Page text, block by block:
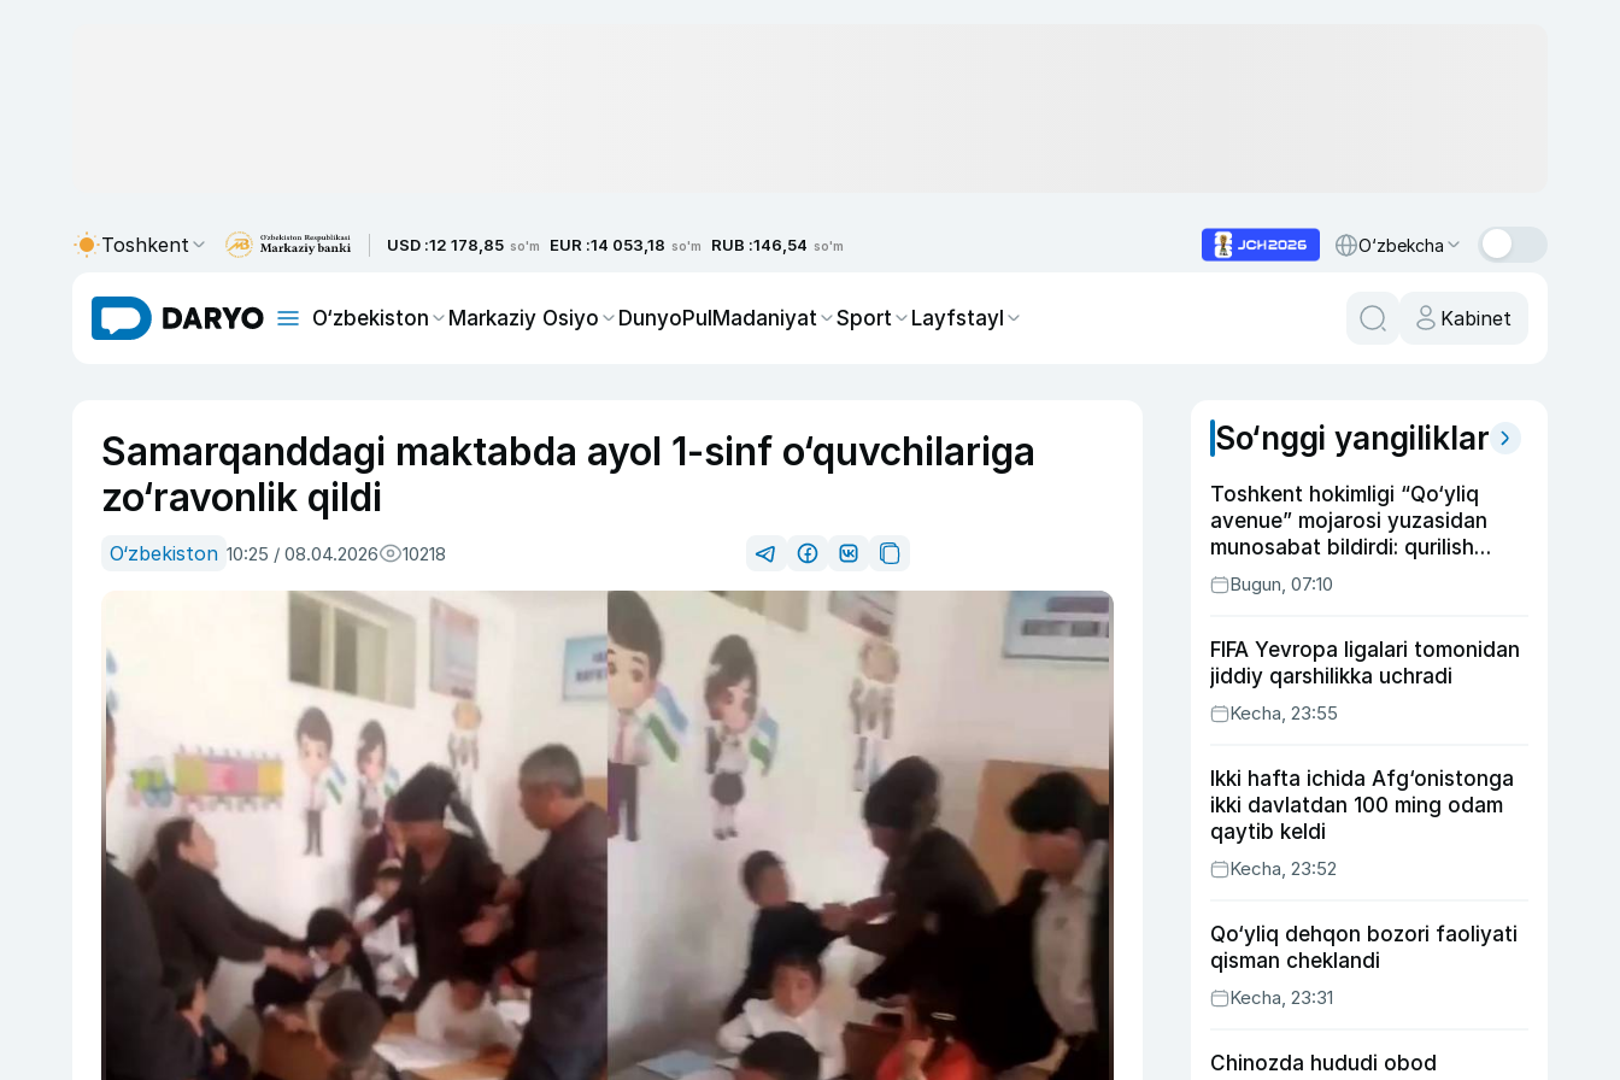
Toshkent USD :12 178,85 so'm EUR :14 053,18 so'm RUB :146,54 so'm O‘zbekcha
O‘zbekiston Markaziy Osiyo DunyoPulMadaniyat Sport Layfstayl Kabinet
Samarqanddagi maktabda ayol 1-sinf o‘quvchilariga
zo‘ravonlik qildi
O‘zbekiston 10:25 / 08.04.2026 10218
So‘nggi yangiliklar
Toshkent hokimligi “Qo‘yliq
avenue” mojarosi yuzasidan
munosabat bildirdi: qurilish
ishlarining 53 foizi yakunlangan
Bugun, 07:10
FIFA Yevropa ligalari tomonidan
jiddiy qarshilikka uchradi
Kecha, 23:55
Ikki hafta ichida Afg‘onistonga
ikki davlatdan 100 ming odam
qaytib keldi
Kecha, 23:52
Qo‘yliq dehqon bozori faoliyati
qisman cheklandi
Kecha, 23:31
Chinozda hududi obod